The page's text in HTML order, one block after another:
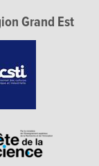
Grand Est